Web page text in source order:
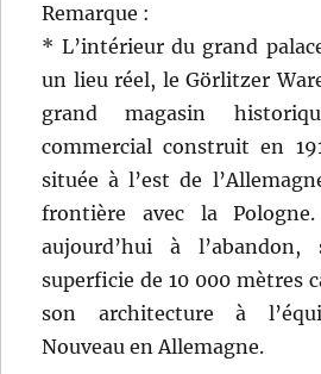
Remarque :
* L’intérieur du grand
un lieu réel, le Görlitzer
grand magasin
commercial construit en
située à l’est de
frontière avec la Pologne.
aujourd’hui à l’abandon,
superficie de 10 000 mètres
son architecture à
Nouveau en Allemagne.